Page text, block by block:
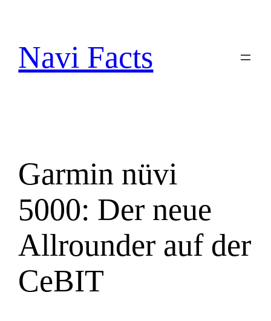
springen
Navi Facts
Garmin nüvi
5000: Der neue
Allrounder auf der
CeBIT